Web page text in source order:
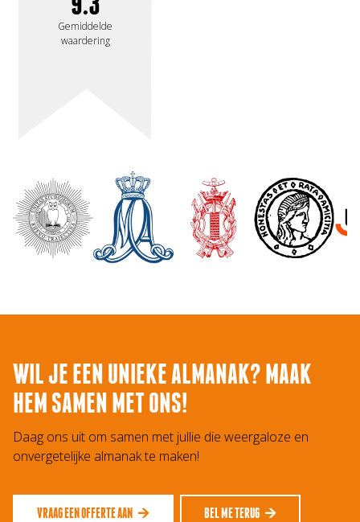
Gemiddelde
waardering
WIL JE EEN UNIEKE ALMANAK? MAAK
HEM SAMEN MET ONS!
Daag ons uit om samen met jullie die weergaloze en
onvergetelijke almanak te maken!
VRAAG EEN OFFERTE AAN 🡪 BEL ME TERUG 🡪